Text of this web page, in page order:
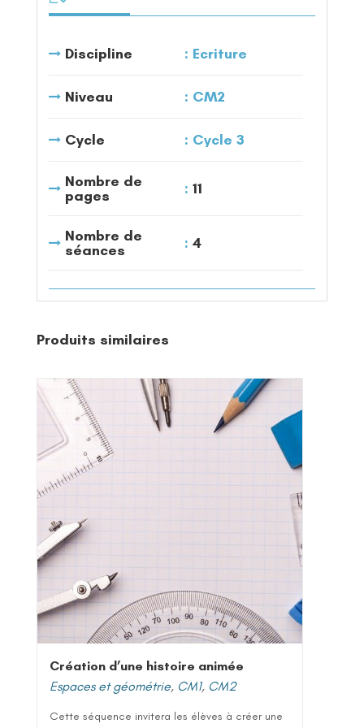
Discipline Ecriture
Niveau CM2
Cycle Cycle 3
Nombre de
pages
11
Nombre de
séances
4
Produits similaires
Création d’une histoire animée
Espaces et géométrie, CM1, CM2
Cette séquence invitera les élèves à créer une